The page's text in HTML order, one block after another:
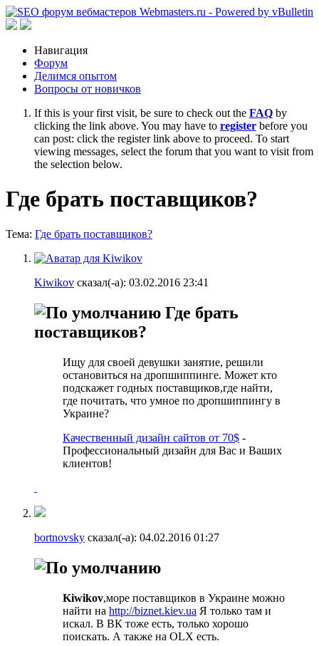
Навигация
Форум
Делимся опытом
Вопросы от новичков
If this is your first visit, be sure to check out the FAQ by
clicking the link above. You may have to register before you
can post: click the register link above to proceed. To start
viewing messages, select the forum that you want to visit from
the selection below.
Где брать поставщиков?
Тема: Где брать поставщиков?
Kiwikov сказал(-а): 03.02.2016 23:41
Где брать
поставщиков?
Ищу для своей девушки занятие, решили
остановиться на дропшиппинге. Может кто
подскажет годных поставщиков,где найти,
где почитать, что умное по дропшиппингу в
Украине?
Качественный дизайн сайтов от 70$ -
Профессиональный дизайн для Вас и Ваших
клиентов!
bortnovsky сказал(-а): 04.02.2016 01:27
Kiwikov,море поставщиков в Украине можно
найти на http://biznet.kiev.ua Я только там и
искал. В ВК тоже есть, только хорошо
поискать. А также на OLX есть.